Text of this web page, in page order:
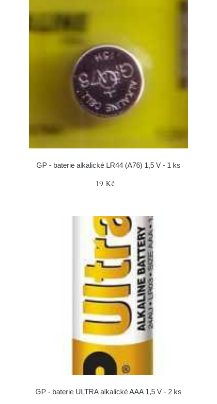
GP - baterie alkalické LR44 (A76) 1,5 V - 1 ks
19 Kč
GP - baterie ULTRA alkalické AAA 1,5 V - 2 ks